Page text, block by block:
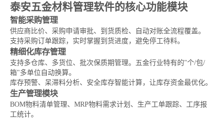
泰安五金材料管理软件的核心功能模块
智能采购管理
供应商比价、采购申请审批、到货质检、自动对账全流程覆盖。
支持采购订单跟踪，实时掌握到货进度，避免停工待料。
精细化库存管理
支持多仓库、多货位、批次保质期管理。五金行业特有的"个/包/
箱"多单位自动换算。
库存预警、呆滞料分析、安全库存智能计算，让库存资金最优化。
生产管理模块
BOM物料清单管理、MRP物料需求计划、生产工单跟踪、工序报
工统计。